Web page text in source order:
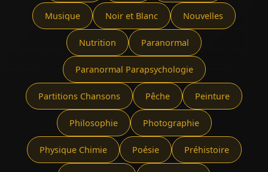
Musique Noir et Blanc Nouvelles
Nutrition Paranormal
Paranormal Parapsychologie
Partitions Chansons Pêche Peinture
Philosophie Photographie
Physique Chimie Poésie Préhistoire